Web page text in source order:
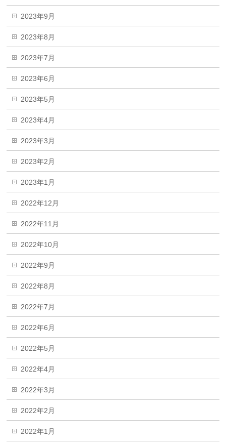
2023年9月
2023年8月
2023年7月
2023年6月
2023年5月
2023年4月
2023年3月
2023年2月
2023年1月
2022年12月
2022年11月
2022年10月
2022年9月
2022年8月
2022年7月
2022年6月
2022年5月
2022年4月
2022年3月
2022年2月
2022年1月